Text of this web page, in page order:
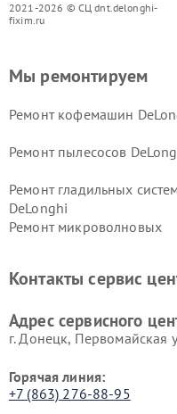
2021-2026 © СЦ dnt.delonghi-
fixim.ru
Мы ремонтируем
Ремонт кофемашин
Ремонт пылесосов
Ремонт гладильных систем
DeLonghi
Ремонт микроволновых
DeLonghi
Контакты сервис
Адрес сервисного
г. Донецк, Первомайская
Горячая линия:
+7 (863) 276-88-95